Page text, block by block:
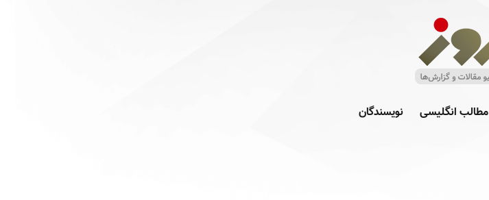
مطالب انگلیسی نویسندگان